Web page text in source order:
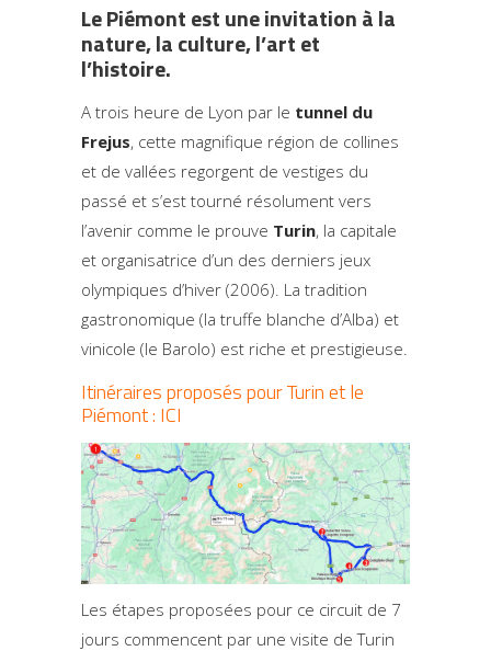
Le Piémont est une invitation à la
nature, la culture, l’art et
l’histoire.
A trois heure de Lyon par le tunnel du
Frejus, cette magnifique région de collines
et de vallées regorgent de vestiges du
passé et s’est tourné résolument vers
l’avenir comme le prouve Turin, la capitale
et organisatrice d’un des derniers jeux
olympiques d’hiver (2006). La tradition
gastronomique (la truffe blanche d’Alba) et
vinicole (le Barolo) est riche et prestigieuse.
Itinéraires proposés pour Turin et le
Piémont : ICI
Les étapes proposées pour ce circuit de 7
jours commencent par une visite de Turin